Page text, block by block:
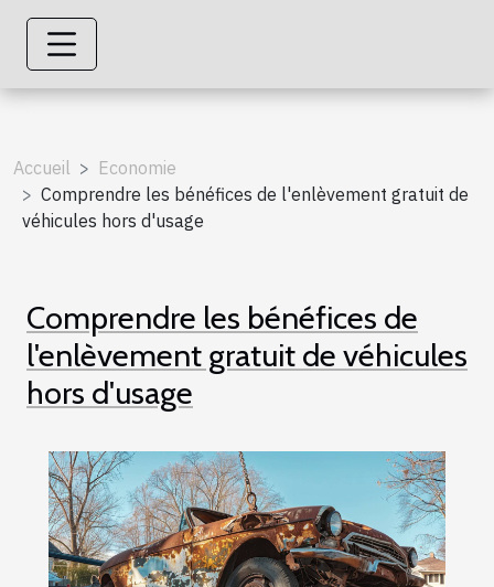
Accueil
Economie
Comprendre les bénéfices de l'enlèvement gratuit de
véhicules hors d'usage
Comprendre les bénéfices de
l'enlèvement gratuit de véhicules
hors d'usage